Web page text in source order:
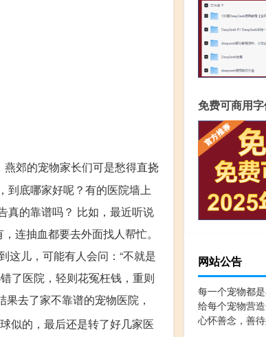
郊的宠物家长们可是愁得直挠
到底哪家好呢？有的医院墙上
真的靠谱吗？ 比如，最近听说
连抽血都要去外面找人帮忙。
这儿，可能有人会问：“不就是
了医院，轻则花冤枉钱，重则
去了家不靠谱的宠物医院，
似的，最后还是转了好几家医
免费可商用
网站公告
每一个宠物都是
给每个宠物营
心怀善念，善